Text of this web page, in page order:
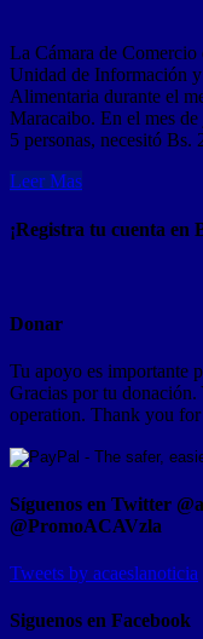
La Cámara de Comercio
Unidad de Información y
Alimentaria durante el
Maracaibo. En el mes
5 personas, necesitó
Leer Mas
¡Registra tu cuenta en
Donar
Tu apoyo es importante
Gracias por tu
operation. Thank you
Síguenos en Twitter
@PromoACAVzla
Tweets by acaeslanoticia
Siguenos en Facebook